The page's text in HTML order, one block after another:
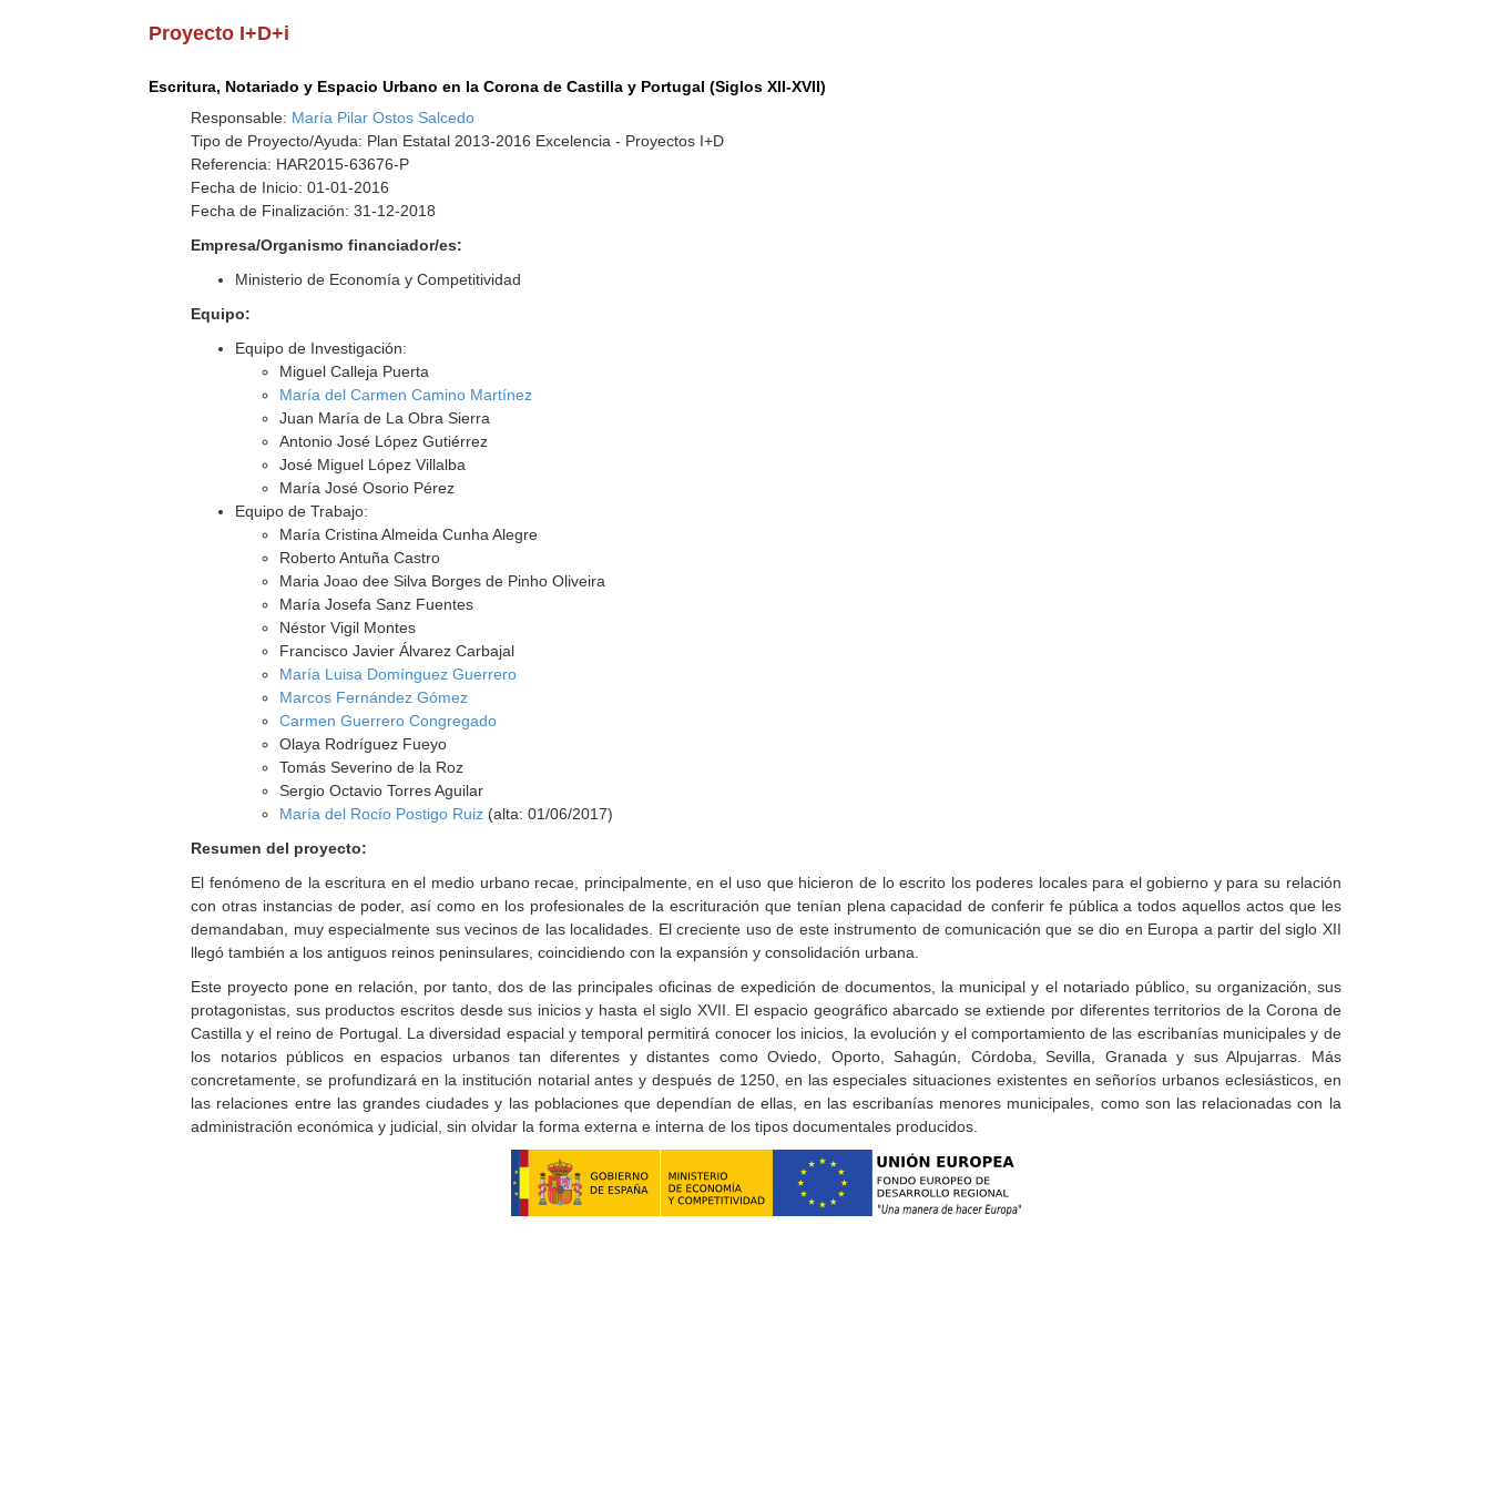
Proyecto I+D+i
Escritura, Notariado y Espacio Urbano en la Corona de Castilla y Portugal (Siglos XII-XVII)
Responsable: María Pilar Ostos Salcedo
Tipo de Proyecto/Ayuda: Plan Estatal 2013-2016 Excelencia - Proyectos I+D
Referencia: HAR2015-63676-P
Fecha de Inicio: 01-01-2016
Fecha de Finalización: 31-12-2018
Empresa/Organismo financiador/es:
Ministerio de Economía y Competitividad
Equipo:
Equipo de Investigación:
Miguel Calleja Puerta
María del Carmen Camino Martínez
Juan María de La Obra Sierra
Antonio José López Gutiérrez
José Miguel López Villalba
María José Osorio Pérez
Equipo de Trabajo:
María Cristina Almeida Cunha Alegre
Roberto Antuña Castro
Maria Joao dee Silva Borges de Pinho Oliveira
María Josefa Sanz Fuentes
Néstor Vigil Montes
Francisco Javier Álvarez Carbajal
María Luisa Domínguez Guerrero
Marcos Fernández Gómez
Carmen Guerrero Congregado
Olaya Rodríguez Fueyo
Tomás Severino de la Roz
Sergio Octavio Torres Aguilar
María del Rocío Postigo Ruiz (alta: 01/06/2017)
Resumen del proyecto:
El fenómeno de la escritura en el medio urbano recae, principalmente, en el uso que hicieron de lo escrito los poderes locales para el gobierno y para su relación
con otras instancias de poder, así como en los profesionales de la escrituración que tenían plena capacidad de conferir fe pública a todos aquellos actos que les
demandaban, muy especialmente sus vecinos de las localidades. El creciente uso de este instrumento de comunicación que se dio en Europa a partir del siglo XII
llegó también a los antiguos reinos peninsulares, coincidiendo con la expansión y consolidación urbana.
Este proyecto pone en relación, por tanto, dos de las principales oficinas de expedición de documentos, la municipal y el notariado público, su organización, sus
protagonistas, sus productos escritos desde sus inicios y hasta el siglo XVII. El espacio geográfico abarcado se extiende por diferentes territorios de la Corona de
Castilla y el reino de Portugal. La diversidad espacial y temporal permitirá conocer los inicios, la evolución y el comportamiento de las escribanías municipales y de
los notarios públicos en espacios urbanos tan diferentes y distantes como Oviedo, Oporto, Sahagún, Córdoba, Sevilla, Granada y sus Alpujarras. Más
concretamente, se profundizará en la institución notarial antes y después de 1250, en las especiales situaciones existentes en señoríos urbanos eclesiásticos, en
las relaciones entre las grandes ciudades y las poblaciones que dependían de ellas, en las escribanías menores municipales, como son las relacionadas con la
administración económica y judicial, sin olvidar la forma externa e interna de los tipos documentales producidos.